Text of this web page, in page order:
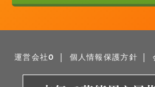
運営会社0 個人情報保護方針